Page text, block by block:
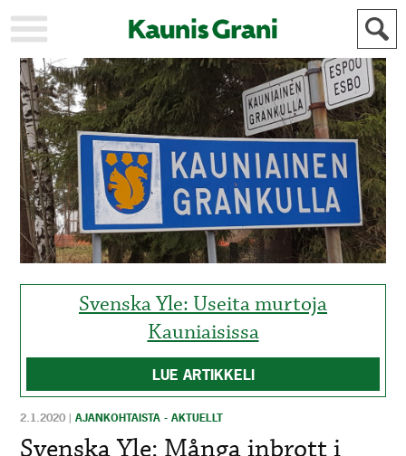
KAUPUNKI
STADEN
AJANKOHTAISTA
AKTUELLT
URHEILU
IDROTT
KULTTUURI
KULTUR
HISTORIA
HISTORIA
YLEINEN
ALLMÄN
MAINOSTAJILLE
FÖR
ANNONSÖRER
Svenska Yle: Useita murtoja
Kauniaisissa
LUE ARTIKKELI
2.1.2020 |AJANKOHTAISTA - AKTUELLT